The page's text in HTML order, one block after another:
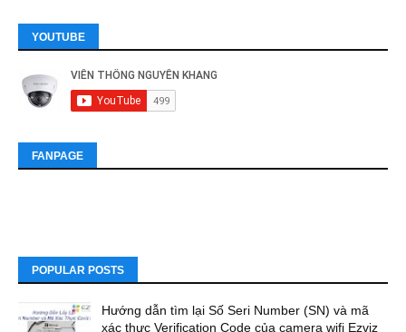
YOUTUBE
FANPAGE
POPULAR POSTS
Hướng dẫn tìm lại Số Seri Number (SN) và mã
xác thực Verification Code của camera wifi Ezviz